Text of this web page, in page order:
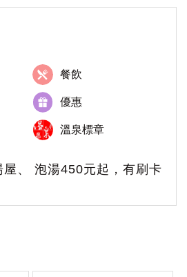
餐飲
優惠
溫泉標章
、 泡湯450元起，有刷卡